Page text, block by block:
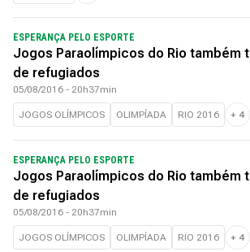
ESPERANÇA PELO ESPORTE
Jogos Paraolímpicos do Rio também
de refugiados
05/08/2016 - 20h37min
JOGOS OLÍMPICOS OLIMPÍADA RIO 2016 + 4
ESPERANÇA PELO ESPORTE
Jogos Paraolímpicos do Rio também
de refugiados
05/08/2016 - 20h37min
JOGOS OLÍMPICOS OLIMPÍADA RIO 2016 + 4